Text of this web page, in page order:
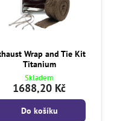
Wrap and Tie Kit
Titanium
Skladem
1688,20 Kč
Do košíku